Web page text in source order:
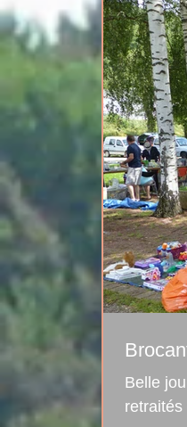
Belle
retraités